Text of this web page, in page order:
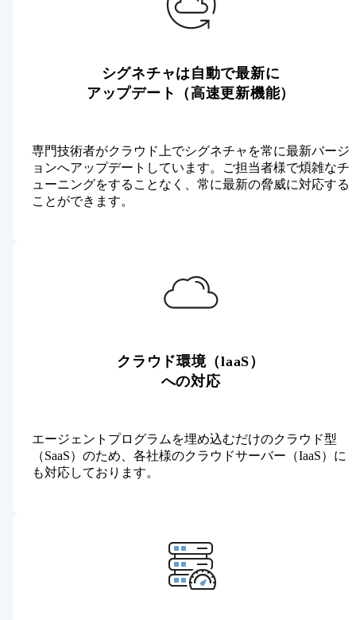
シグネチャは自動で最新に
アップデート（高速更新機能）
専門技術者がクラウド上でシグネチャを常に最新バージ
ョンへアップデートしています。ご担当者様で煩雑なチ
ューニングをすることなく、常に最新の脅威に対応する
ことができます。
クラウド環境（laaS）
への対応
エージェントプログラムを埋め込むだけのクラウド型
（SaaS）のため、各社様のクラウドサーバー（IaaS）に
も対応しております。